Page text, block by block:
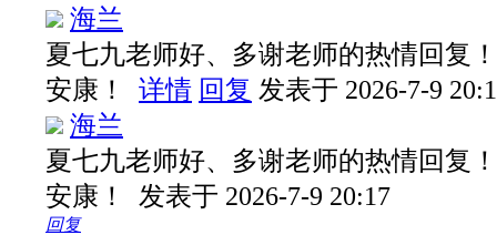
海兰
夏七九老师好、多谢老师的热情回复
安康！ 详情 回复 发表于 2026-7-9
海兰
夏七九老师好、多谢老师的热情回复
安康！ 发表于 2026-7-9 20:17
回复